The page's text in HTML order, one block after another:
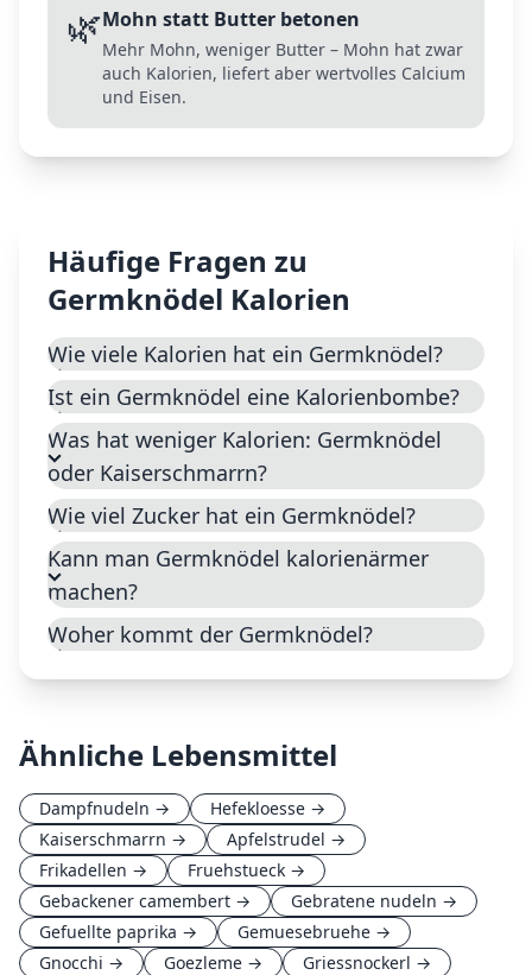
🌿Mohn statt Butter betonen
Mehr Mohn, weniger Butter – Mohn hat zwar
auch Kalorien, liefert aber wertvolles Calcium
und Eisen.
Häufige Fragen zu
Germknödel Kalorien
Wie viele Kalorien hat ein Germknödel?
Ist ein Germknödel eine Kalorienbombe?
Was hat weniger Kalorien: Germknödel
oder Kaiserschmarrn?
Wie viel Zucker hat ein Germknödel?
Kann man Germknödel kalorienärmer
machen?
Woher kommt der Germknödel?
Ähnliche Lebensmittel
Dampfnudeln → Hefekloesse →
Kaiserschmarrn → Apfelstrudel →
Frikadellen → Fruehstueck →
Gebackener camembert → Gebratene nudeln →
Gefuellte paprika → Gemuesebruehe →
Gnocchi → Goezleme → Griessnockerl →